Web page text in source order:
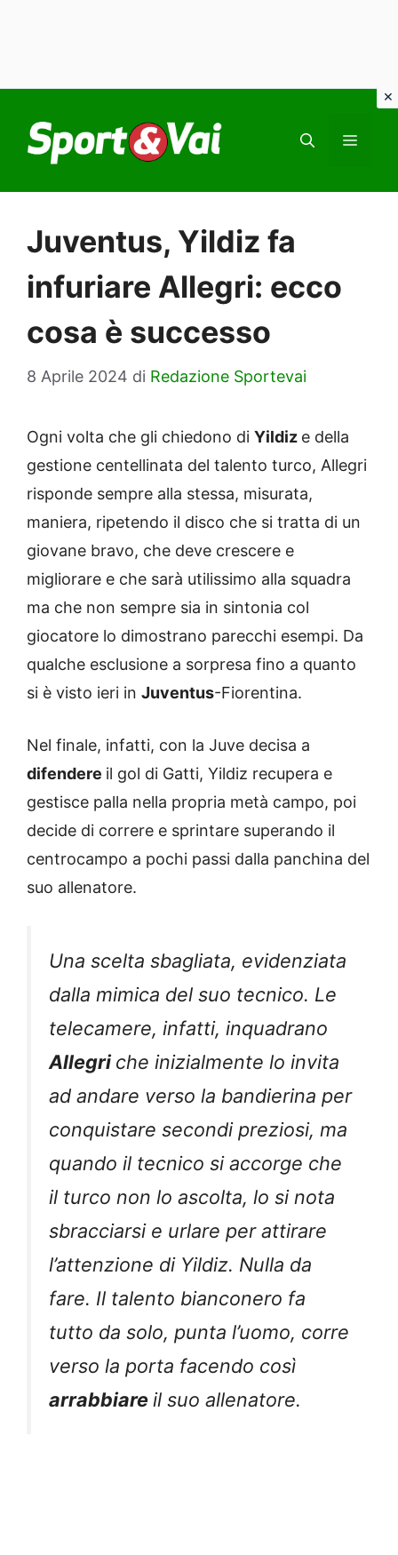
contenuto
Juventus, Yildiz fa
infuriare Allegri: ecco
cosa è successo
8 Aprile 2024 di Redazione Sportevai
Ogni volta che gli chiedono di Yildiz e della
gestione centellinata del talento turco, Allegri
risponde sempre alla stessa, misurata,
maniera, ripetendo il disco che si tratta di un
giovane bravo, che deve crescere e
migliorare e che sarà utilissimo alla squadra
ma che non sempre sia in sintonia col
giocatore lo dimostrano parecchi esempi. Da
qualche esclusione a sorpresa fino a quanto
si è visto ieri in Juventus-Fiorentina.
Nel finale, infatti, con la Juve decisa a
difendere il gol di Gatti, Yildiz recupera e
gestisce palla nella propria metà campo, poi
decide di correre e sprintare superando il
centrocampo a pochi passi dalla panchina del
suo allenatore.
Una scelta sbagliata, evidenziata
dalla mimica del suo tecnico. Le
telecamere, infatti, inquadrano
Allegriche inizialmente lo invita
ad andare verso la bandierina per
conquistare secondi preziosi, ma
quando il tecnico si accorge che
il turco non lo ascolta, lo si nota
sbracciarsi e urlare per attirare
l’attenzione di Yildiz. Nulla da
fare. Il talento bianconero fa
tutto da solo, punta l’uomo, corre
verso la porta facendo così
arrabbiare il suo allenatore.